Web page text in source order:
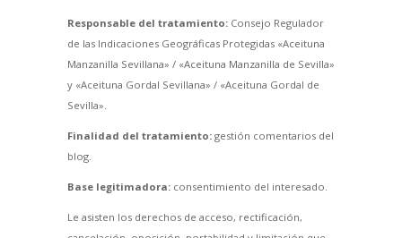
Responsable del tratamiento:Consejo Regulador
de las Indicaciones Geográficas Protegidas «Aceituna
Manzanilla Sevillana» / «Aceituna Manzanilla de Sevilla»
y «Aceituna Gordal Sevillana» / «Aceituna Gordal de
Sevilla».
Finalidad del tratamiento:gestión comentarios del
blog.
Base legitimadora:consentimiento del interesado.
Le asisten los derechos de acceso, rectificación,